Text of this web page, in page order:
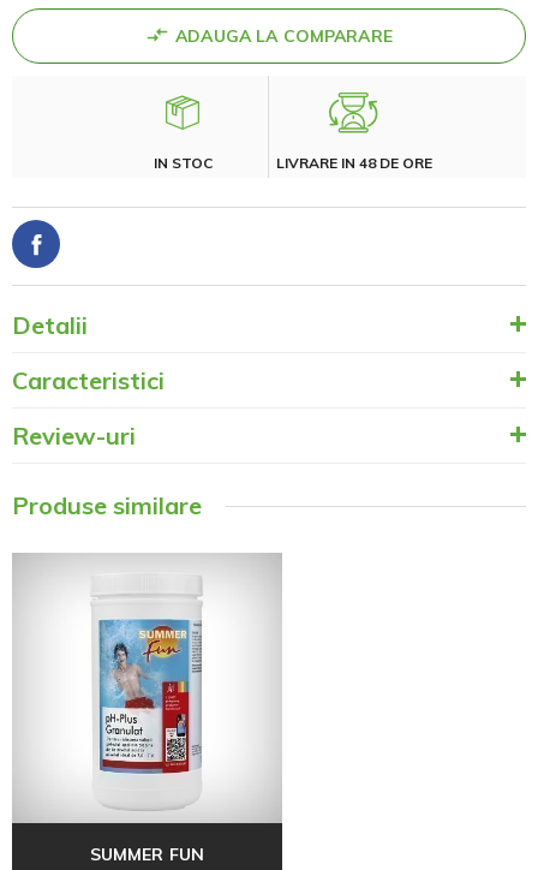
ADAUGA LA COMPARARE
IN STOC LIVRARE IN 48 DE ORE
Detalii
Caracteristici
Review-uri
Produse similare
SUMMER FUN